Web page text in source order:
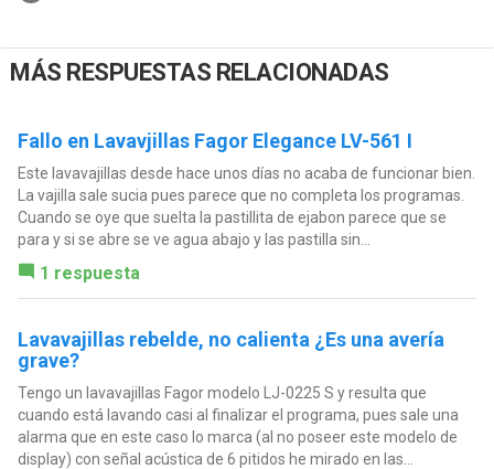
MÁS RESPUESTAS RELACIONADAS
Fallo en Lavavjillas Fagor Elegance LV-561 I
Este lavavajillas desde hace unos días no acaba de funcionar bien.
La vajilla sale sucia pues parece que no completa los programas.
Cuando se oye que suelta la pastillita de ejabon parece que se
para y si se abre se ve agua abajo y las pastilla sin...
1 respuesta
Lavavajillas rebelde, no calienta ¿Es una avería
grave?
Tengo un lavavajillas Fagor modelo LJ-0225 S y resulta que
cuando está lavando casi al finalizar el programa, pues sale una
alarma que en este caso lo marca (al no poseer este modelo de
display) con señal acústica de 6 pitidos he mirado en las...